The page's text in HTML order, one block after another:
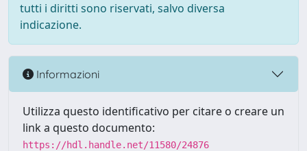
tutti i diritti sono riservati, salvo diversa
indicazione.
Informazioni
Utilizza questo identificativo per citare o creare un
link a questo documento:
https://hdl.handle.net/11580/24876